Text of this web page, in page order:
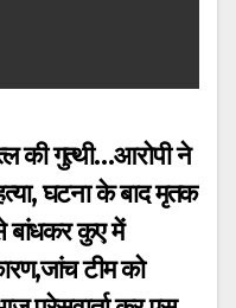
की गुत्थी…आरोपी ने
घटना के बाद मृतक
बांधकर कुए में
टीम को